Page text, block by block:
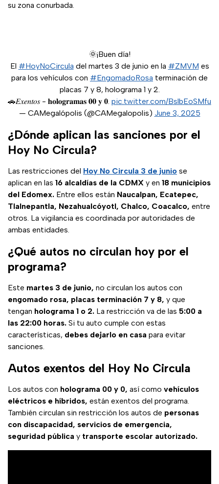
su zona conurbada.
🌞¡Buen día!
El #HoyNoCircula del martes 3 de junio en la #ZMVM es
para los vehículos con #EngomadoRosa terminación de
placas 7 y 8, holograma 1 y 2.
🚗𝐸𝑥𝑒𝑛𝑡𝑜𝑠 - 𝐡𝐨𝐥𝐨𝐠𝐫𝐚𝐦𝐚𝐬 𝟎𝟎 𝐲 𝟎. pic.twitter.com/BslbEoSMfu
— CAMegalópolis (@CAMegalopolis) June 3, 2025
¿Dónde aplican las sanciones por el
Hoy No Circula?
Las restricciones del Hoy No Circula 3 de junio se
aplican en las 16 alcaldías de la CDMX y en 18 municipios
del Edomex. Entre ellos están Naucalpan, Ecatepec,
Tlalnepantla, Nezahualcóyotl, Chalco, Coacalco, entre
otros. La vigilancia es coordinada por autoridades de
ambas entidades.
¿Qué autos no circulan hoy por el
programa?
Este martes 3 de junio, no circulan los autos con
engomado rosa, placas terminación 7 y 8, y que
tengan holograma 1 o 2. La restricción va de las 5:00 a
las 22:00 horas. Si tu auto cumple con estas
características, debes dejarlo en casa para evitar
sanciones.
Autos exentos del Hoy No Circula
Los autos con holograma 00 y 0, así como vehículos
eléctricos e híbridos, están exentos del programa.
También circulan sin restricción los autos de personas
con discapacidad, servicios de emergencia,
seguridad pública y transporte escolar autorizado.